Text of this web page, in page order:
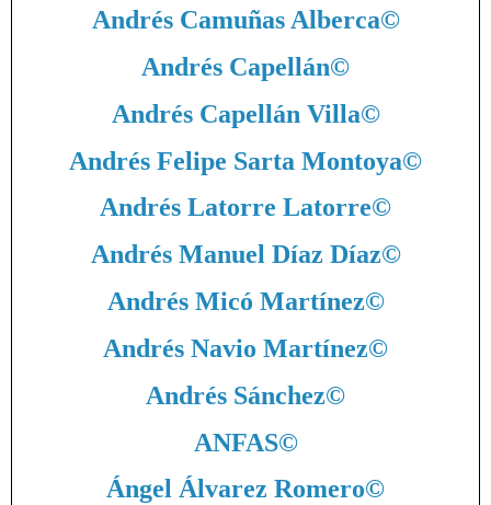
Andrés Camuñas Alberca©
Andrés Capellán©
Andrés Capellán Villa©
Andrés Felipe Sarta Montoya©
Andrés Latorre Latorre©
Andrés Manuel Díaz Díaz©
Andrés Micó Martínez©
Andrés Navio Martínez©
Andrés Sánchez©
ANFAS©
Ángel Álvarez Romero©